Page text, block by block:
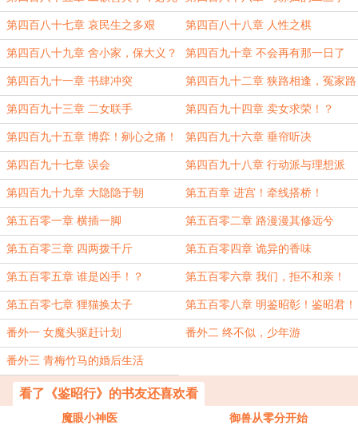
利其器
第四百八十七章 哀民生之多艰 第四百八十八章 人性之棋
第四百八十九章 舍小家，保大义？ 第四百九十章 不会再有那一日了
第四百九十一章 书肆冲突 第四百九十二章 狭路相逢，冤家路
窄
第四百九十三章 二女联手 第四百九十四章 卖女求荣！？
第四百九十五章 博弈！剜心之痛！ 第四百九十六章 垂帘听决
第四百九十七章 误会 第四百九十八章 行动派与理想派
第四百九十九章 大隐隐于朝 第五百章 进宫！牵线搭桥！
第五百零一章 横插一脚 第五百零二章 路漫漫其修远兮
第五百零三章 四两拨千斤 第五百零四章 诡异的香味
第五百零五章 谁是凶手！？ 第五百零六章 我们，拒不和亲！
第五百零七章 狸猫换太子 第五百零八章 明鉴昭彰！鉴昭君！
（大结局）
番外一 女魔头驱赶计划 番外二 终不似，少年游
番外三 青梅竹马的婚后生活
看了《鉴昭行》的书友还喜欢看
魔眼小神医
御兽从零分开始